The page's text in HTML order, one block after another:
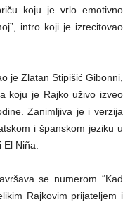
koju je vrlo emotivno
intro koji je izrecitovao
je Zlatan Stipišić Gibonni,
koju je Rajko uživo izveo
Zanimljiva je i verzija
i španskom jeziku u
Niña.
se numerom “Kad
Rajkovim prijateljem i